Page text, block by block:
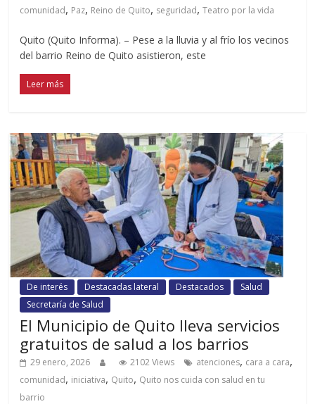
comunidad, Paz, Reino de Quito, seguridad,Teatro por la vida
Quito (Quito Informa). – Pese a la lluvia y al frío los vecinos
del barrio Reino de Quito asistieron, este
Leer más
De interés Destacadas lateral Destacados
Salud
Secretaría de Salud
El Municipio de Quito lleva servicios
gratuitos de salud a los barrios
29 enero, 2026 2102 Views atenciones, cara a cara,
comunidad, iniciativa, Quito, Quito nos cuida con salud en tu
barrio